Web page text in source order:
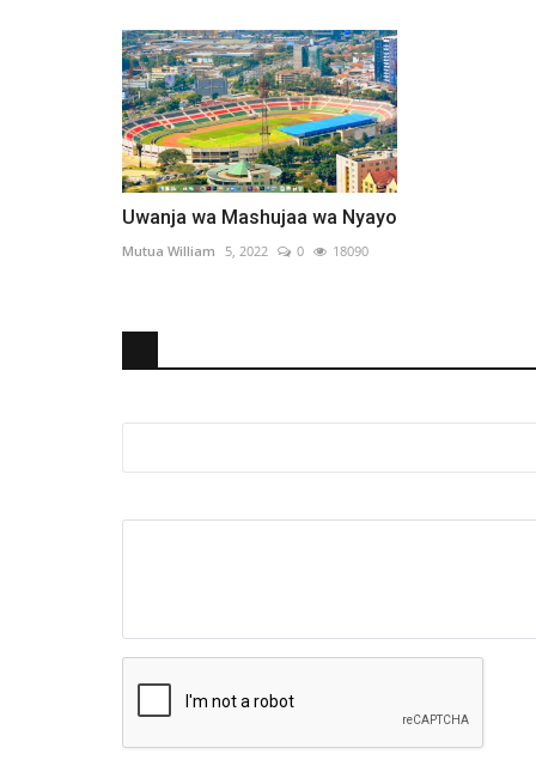
Uwanja wa Mashujaa wa Nyayo
Mutua William 5, 2022 0 18090